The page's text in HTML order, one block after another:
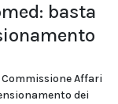
basta
Affari
dei